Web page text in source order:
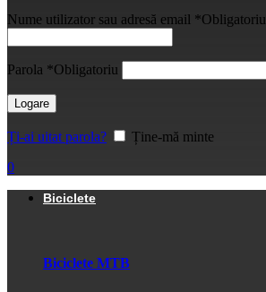
Nume utilizator sau adresă email *Obligatoriu
Parola *Obligatoriu
Logare
Ți-ai uitat parola?
Ține-mă minte
0
Biciclete
Biciclete MTB